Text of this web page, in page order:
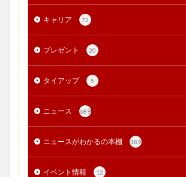
キャリア 72
プレゼント 20
タイアップ 5
ニュース 689
ニュースがわかるの本棚 189
イベント情報 12